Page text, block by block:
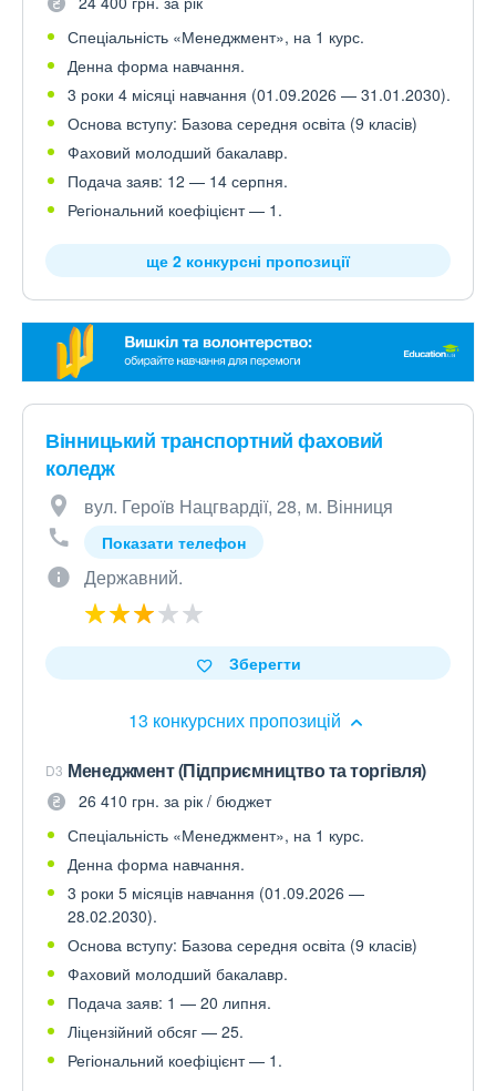
Спеціальність «Менеджмент», на 1 курс.
Денна форма навчання.
3 роки 4 місяці навчання (01.09.2026 — 31.01.2030).
Основа вступу: Базова середня освіта (9 класів)
Фаховий молодший бакалавр.
Подача заяв: 12 — 14 серпня.
Регіональний коефіцієнт — 1.
ще 2 конкурсні пропозиції
Вінницький транспортний фаховий
коледж
вул. Героїв Нацгвардії, 28, м. Вінниця
Показати телефон
Державний.
13 конкурсних пропозицій
Зберегти
D3 Менеджмент (Підприємництво та торгівля)
26 410 грн. за рік / бюджет
Спеціальність «Менеджмент», на 1 курс.
Денна форма навчання.
3 роки 5 місяців навчання (01.09.2026 —
28.02.2030).
Основа вступу: Базова середня освіта (9 класів)
Фаховий молодший бакалавр.
Подача заяв: 1 — 20 липня.
Ліцензійний обсяг — 25.
Регіональний коефіцієнт — 1.